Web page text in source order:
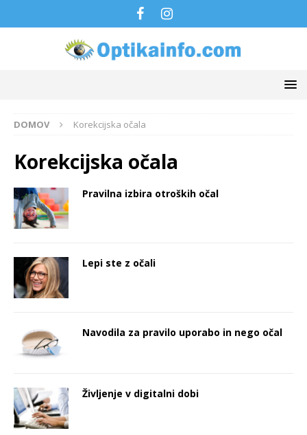
DOMOV Korekcijska očala
Korekcijska očala
Pravilna izbira otroških očal
Lepi ste z očali
Navodila za pravilo uporabo in nego očal
Življenje v digitalni dobi